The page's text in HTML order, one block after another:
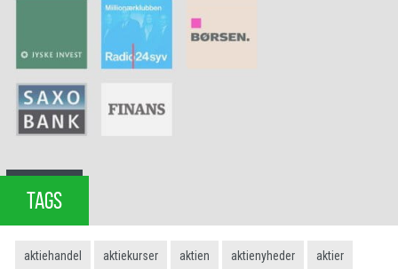
TAGS
aktiehandel aktiekurser aktien aktienyheder aktier